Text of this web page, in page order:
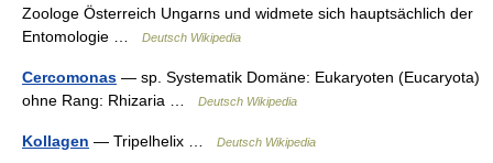
Zoologe Österreich Ungarns und widmete sich hauptsächlich der
Entomologie …
Deutsch Wikipedia
Cercomonas — sp. Systematik Domäne: Eukaryoten (Eucaryota)
ohne Rang: Rhizaria …
Deutsch Wikipedia
Kollagen — Tripelhelix … Deutsch Wikipedia